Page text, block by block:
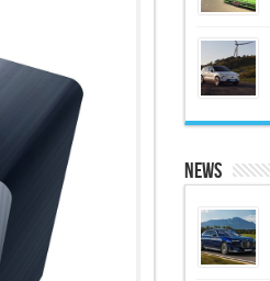
News